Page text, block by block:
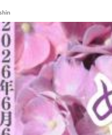
ラクテンチ
レトロ レンタサイクル 中央町
チ 体験レポ 保
古国府 古墳 古物
城島高原パーク 壁画
スイーツ 大分ランチ 大分三
術館 大分空港 大分駅
子ども服 子育て 宇佐
挾間町 新幹線